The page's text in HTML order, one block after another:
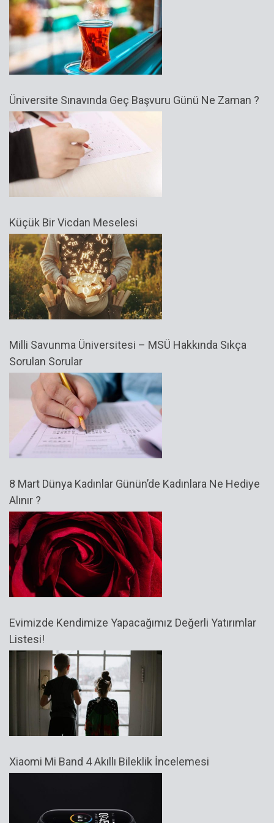
Üniversite Sınavında Geç Başvuru Günü Ne Zaman ?
Küçük Bir Vicdan Meselesi
Milli Savunma Üniversitesi – MSÜ Hakkında Sıkça
Sorulan Sorular
8 Mart Dünya Kadınlar Günün’de Kadınlara Ne Hediye
Alınır ?
Evimizde Kendimize Yapacağımız Değerli Yatırımlar
Listesi!
Xiaomi Mi Band 4 Akıllı Bileklik İncelemesi